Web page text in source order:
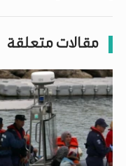
مقالات متعلقة